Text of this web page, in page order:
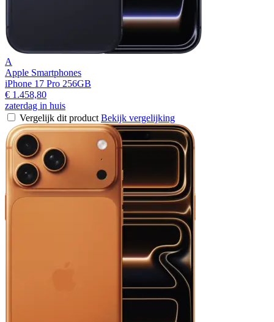
A
Apple Smartphones
iPhone 17 Pro 256GB
€ 1.458,80
zaterdag in huis
Vergelijk dit product Bekijk vergelijking